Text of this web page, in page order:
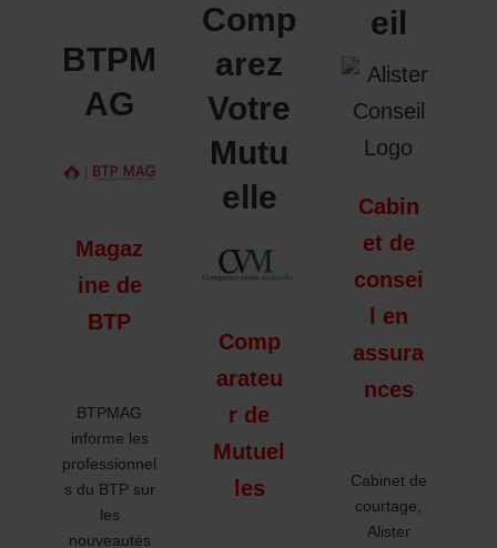
BTPM
AG
Magaz
ine de
BTP
BTPMAG
informe les
professionnel
s du BTP sur
les
nouveautés
Comp
arez
Votre
Mutu
elle
Comp
arateu
r de
Mutuel
les
eil
Cabin
et de
consei
l en
assura
nces
Cabinet de
courtage,
Alister